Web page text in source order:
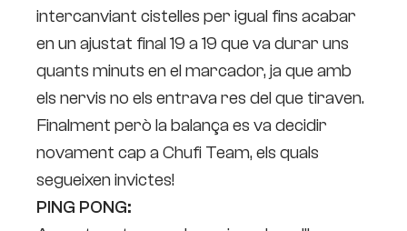
intercanviant cistelles per igual fins acabar
en un ajustat final 19 a 19 que va durar uns
quants minuts en el marcador, ja que amb
els nervis no els entrava res del que tiraven.
Finalment però la balança es va decidir
novament cap a Chufi Team, els quals
segueixen invictes!
PING PONG: